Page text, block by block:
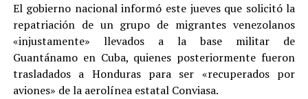
El gobierno nacional informó este jueves que solicitó la
repatriación de un grupo de migrantes venezolanos
«injustamente» llevados a la base militar de
Guantánamo en Cuba, quienes posteriormente fueron
trasladados a Honduras para ser «recuperados por
aviones» de la aerolínea estatal Conviasa.